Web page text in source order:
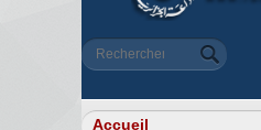
Formulaire de
Rechercher